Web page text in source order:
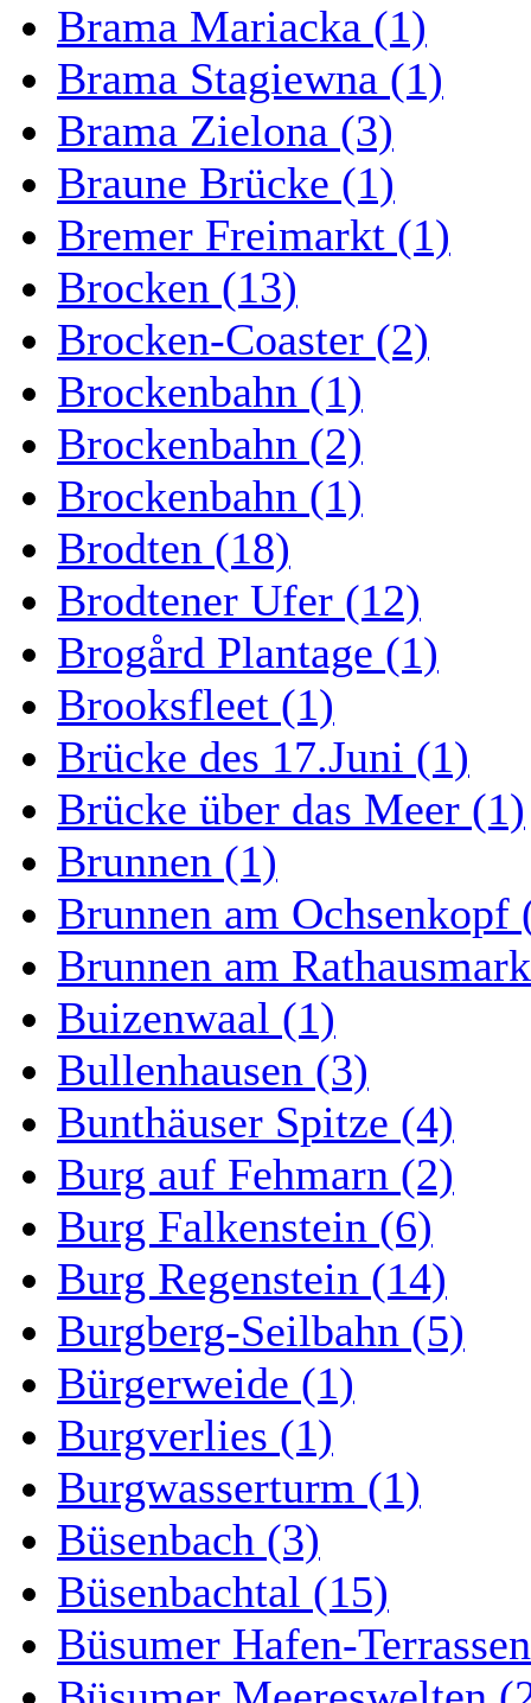
Brama Mariacka (1)
Brama Stagiewna (1)
Brama Zielona (3)
Braune Brücke (1)
Bremer Freimarkt (1)
Brocken (13)
Brocken-Coaster (2)
Brockenbahn (1)
Brockenbahn (2)
Brockenbahn (1)
Brodten (18)
Brodtener Ufer (12)
Brogård Plantage (1)
Brooksfleet (1)
Brücke des 17.Juni (1)
Brücke über das Meer (1)
Brunnen (1)
Brunnen am Ochsenkopf
Brunnen am
Buizenwaal (1)
Bullenhausen (3)
Bunthäuser Spitze (4)
Burg auf Fehmarn (2)
Burg Falkenstein (6)
Burg Regenstein (14)
Burgberg-Seilbahn (5)
Bürgerweide (1)
Burgverlies (1)
Burgwasserturm (1)
Büsenbach (3)
Büsenbachtal (15)
Büsumer Hafen-